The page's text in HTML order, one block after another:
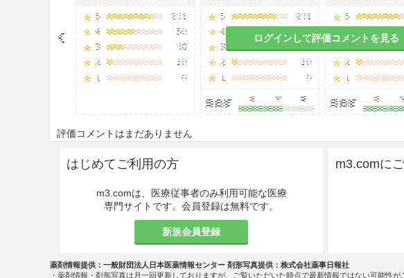
注意事項
重要な基本的注意
8.1
肝機能検査を必ず投与前に行い、投与中にお
施すること。なお投与開始3ヵ月間は2週に1回の
9.3.1、9.3.2、11.1.1、11.1.2参照］
より、必要に応じ漸減を考慮すること。［9.1.2、
8.3本剤の投与を少なくとも8週間行ったにも拘ら
8.4ヘモグロビン減少、血小板減少等が起こる可
投与開始後4ヵ月間は毎月、その後は3ヵ月に1回
8.5本剤の投与により肺水腫の徴候が見られた時
ログインして評価コメントを見る
評価コメントはまだありません
はじめてご利用の方
m3.comは、医療従事者のみ利用可能な医療
専門サイトです。会員登録は無料です。
新規会員登録
m3.comに
薬剤情報提供：一般財団法人日本医薬情報センター 剤形写真提供：株式会社薬事日報社
・薬剤情報・剤形写真は月一回更新しておりますが、ご覧いただいた時点で最新情報ではない可能性